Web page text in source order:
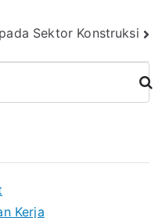
Sektor Konstruksi
Kerja